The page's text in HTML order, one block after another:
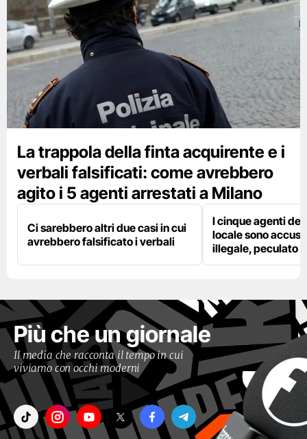
La trappola della finta acquirente e i
verbali falsificati: come avrebbero
agito i 5 agenti arrestati a Milano
Ci sarebbero altri due casi in cui
avrebbero falsificato i verbali
I cinque agenti
locale sono
illegale, peculato
Più che un giornale
Il media che racconta il tempo in cui
viviamo con occhi moderni